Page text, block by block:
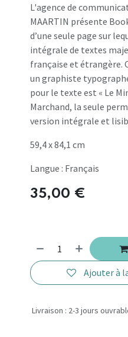
L'agence de
MAARTIN présente
d’une seule page sur
intégrale de textes
française et étrangère.
un graphiste
pour le texte est « Le
Marchand, la seule
version intégrale et
59,4 x 84,1 cm
Langue : Français
35,00 €
Ajouter à
Livraison : 2-3 jours